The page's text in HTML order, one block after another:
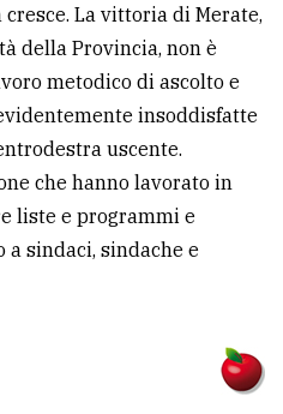
La vittoria di Merate,
della Provincia, non è
metodico di ascolto e
insoddisfatte
uscente.
che hanno lavorato in
liste e programmi e
sindaci, sindache e